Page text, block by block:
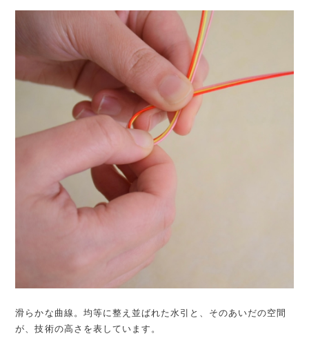
滑らかな曲線。均等に整え並ばれた水引と、そのあいだの空間
が、技術の高さを表しています。